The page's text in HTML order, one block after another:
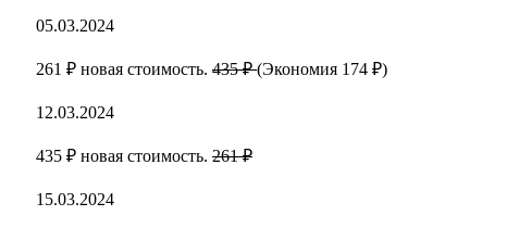
05.03.2024
261 ₽ новая стоимость. 435 ₽(Экономия 174 ₽)
12.03.2024
435 ₽ новая стоимость. 261 ₽
15.03.2024